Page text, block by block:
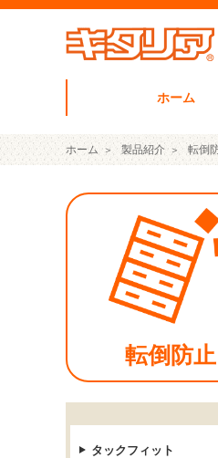
ホーム
ホーム 製品紹介 転倒
転倒防止
タックフィット